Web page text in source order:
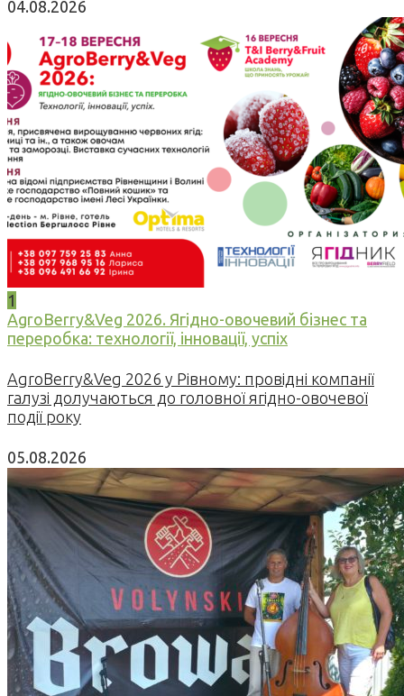
04.08.2026
1
AgroBerry&Veg 2026. Ягідно-овочевий бізнес та
переробка: технології, інновації, успіх
AgroBerry&Veg 2026 у Рівному: провідні компанії
галузі долучаються до головної ягідно-овочевої
події року
05.08.2026